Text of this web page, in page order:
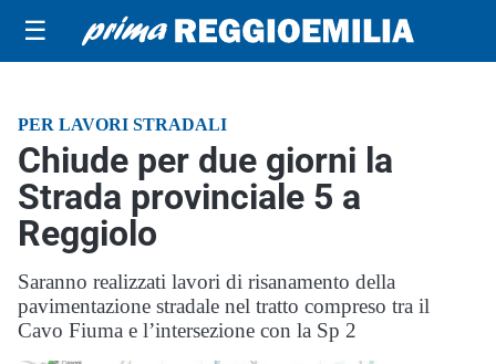
☰
PER LAVORI STRADALI
Chiude per due giorni la
Strada provinciale 5 a
Reggiolo
Saranno realizzati lavori di risanamento della
pavimentazione stradale nel tratto compreso tra il
Cavo Fiuma e l’intersezione con la Sp 2